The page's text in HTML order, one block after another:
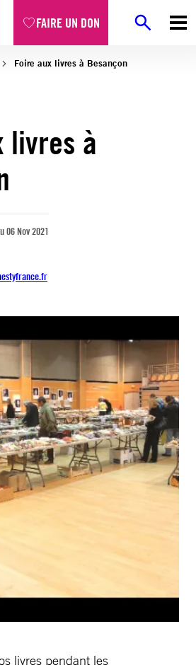
FAIRE UN DON
Foire aux livres à Besançon
livres à
06 Nov 2021
livres pendant les